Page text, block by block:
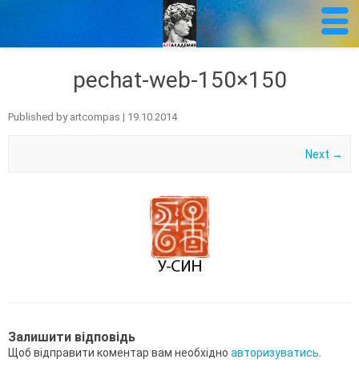
pechat-web-150×150
Published by artcompas | 19.10.2014
Next →
Залишити відповідь
Щоб відправити коментар вам необхідно авторизуватись